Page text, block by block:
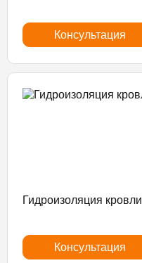
Консультация
Гидроизоляция кровли
Консультация